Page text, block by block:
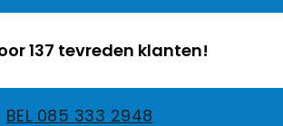
137 tevreden klanten!
BEL 085 333 2948